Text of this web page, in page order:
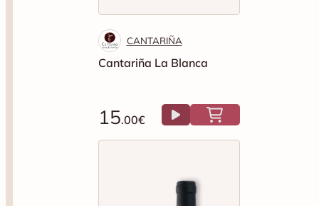
CANTARIÑA
Cantariña La Blanca
15.00€